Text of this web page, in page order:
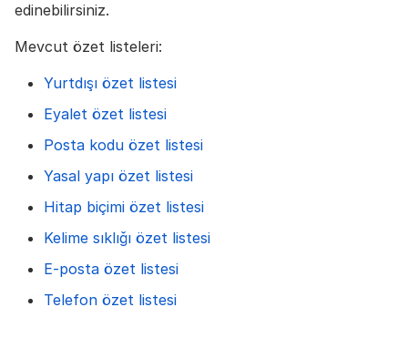
edinebilirsiniz.
Mevcut özet listeleri:
Yurtdışı özet listesi
Eyalet özet listesi
Posta kodu özet listesi
Yasal yapı özet listesi
Hitap biçimi özet listesi
Kelime sıklığı özet listesi
E-posta özet listesi
Telefon özet listesi